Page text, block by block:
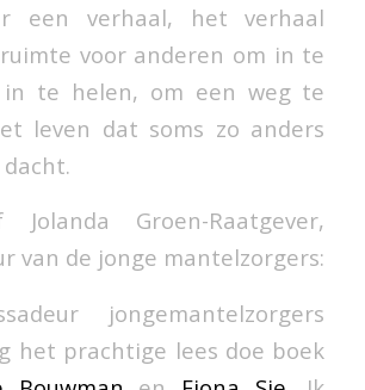
een verhaal, het verhaal
voor anderen om in te
in te helen, om een weg te
leven dat soms zo anders
Groen-Raatgever,
van de jonge mantelzorgers:
jongemantelzorgers
het prachtige lees doe boek